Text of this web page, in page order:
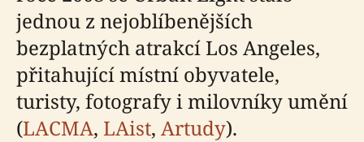
jednou z nejoblíbenějších
bezplatných atrakcí Los Angeles,
přitahující místní obyvatele,
turisty, fotografy i milovníky umění
(LACMA, LAist, Artudy).